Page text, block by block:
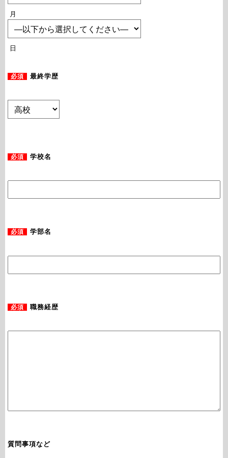
月
日
必須 最終学歴
必須 学校名
必須 学部名
必須 職務経歴
質問事項など